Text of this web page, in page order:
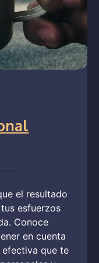
el resultado
esfuerzos
Conoce
en cuenta
efectiva que te